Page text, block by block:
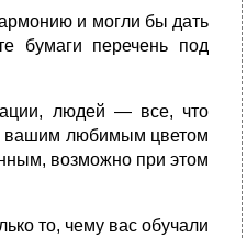
и могли бы дать
бумаги перечень под
людей — все, что
вашим любимым цветом
возможно при этом
то, чему вас обучали